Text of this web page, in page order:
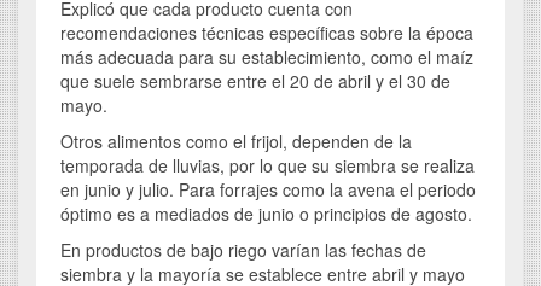
Explicó que cada producto cuenta con
recomendaciones técnicas específicas sobre la época
más adecuada para su establecimiento, como el maíz
que suele sembrarse entre el 20 de abril y el 30 de
mayo.
Otros alimentos como el frijol, dependen de la
temporada de lluvias, por lo que su siembra se realiza
en junio y julio. Para forrajes como la avena el periodo
óptimo es a mediados de junio o principios de agosto.
En productos de bajo riego varían las fechas de
siembra y la mayoría se establece entre abril y mayo